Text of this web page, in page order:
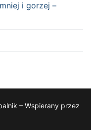
i gorzej –
– Wspierany przez